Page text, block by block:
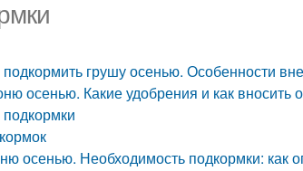
грушу осенью. Особенности
осенью. Какие удобрения и как вносить
осенью. Необходимость подкормки: как